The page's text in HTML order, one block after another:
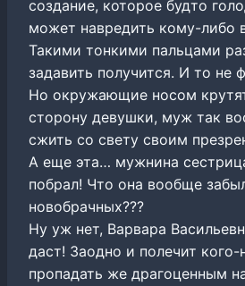
создание, которое будто
может навредить кому-либо
Такими тонкими пальцами
задавить получится. И то не
Но окружающие носом
сторону девушки, муж так
сжить со свету своим
А еще эта… мужнина
побрал! Что она вообще
новобрачных???
Ну уж нет, Варвара
даст! Заодно и полечит кого-
пропадать же драгоценным